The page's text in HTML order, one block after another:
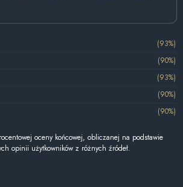
(93%)
(90%)
(93%)
(90%)
(90%)
oceny końcowej, obliczanej na podstawie
opinii użytkowników z różnych źródeł.